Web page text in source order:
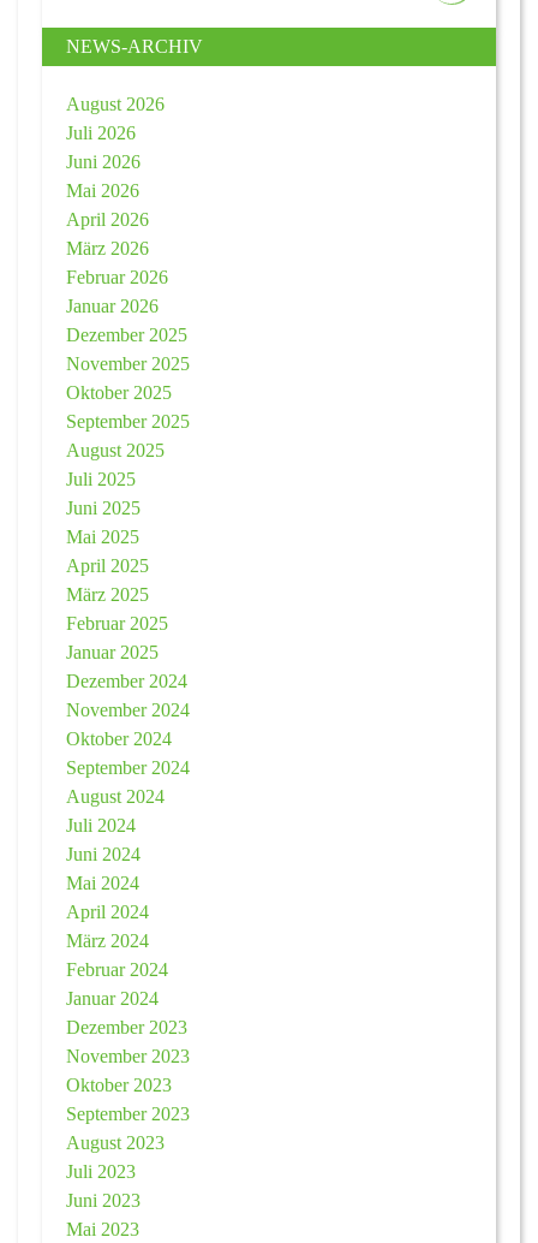
NEWS-ARCHIV
August 2026
Juli 2026
Juni 2026
Mai 2026
April 2026
März 2026
Februar 2026
Januar 2026
Dezember 2025
November 2025
Oktober 2025
September 2025
August 2025
Juli 2025
Juni 2025
Mai 2025
April 2025
März 2025
Februar 2025
Januar 2025
Dezember 2024
November 2024
Oktober 2024
September 2024
August 2024
Juli 2024
Juni 2024
Mai 2024
April 2024
März 2024
Februar 2024
Januar 2024
Dezember 2023
November 2023
Oktober 2023
September 2023
August 2023
Juli 2023
Juni 2023
Mai 2023